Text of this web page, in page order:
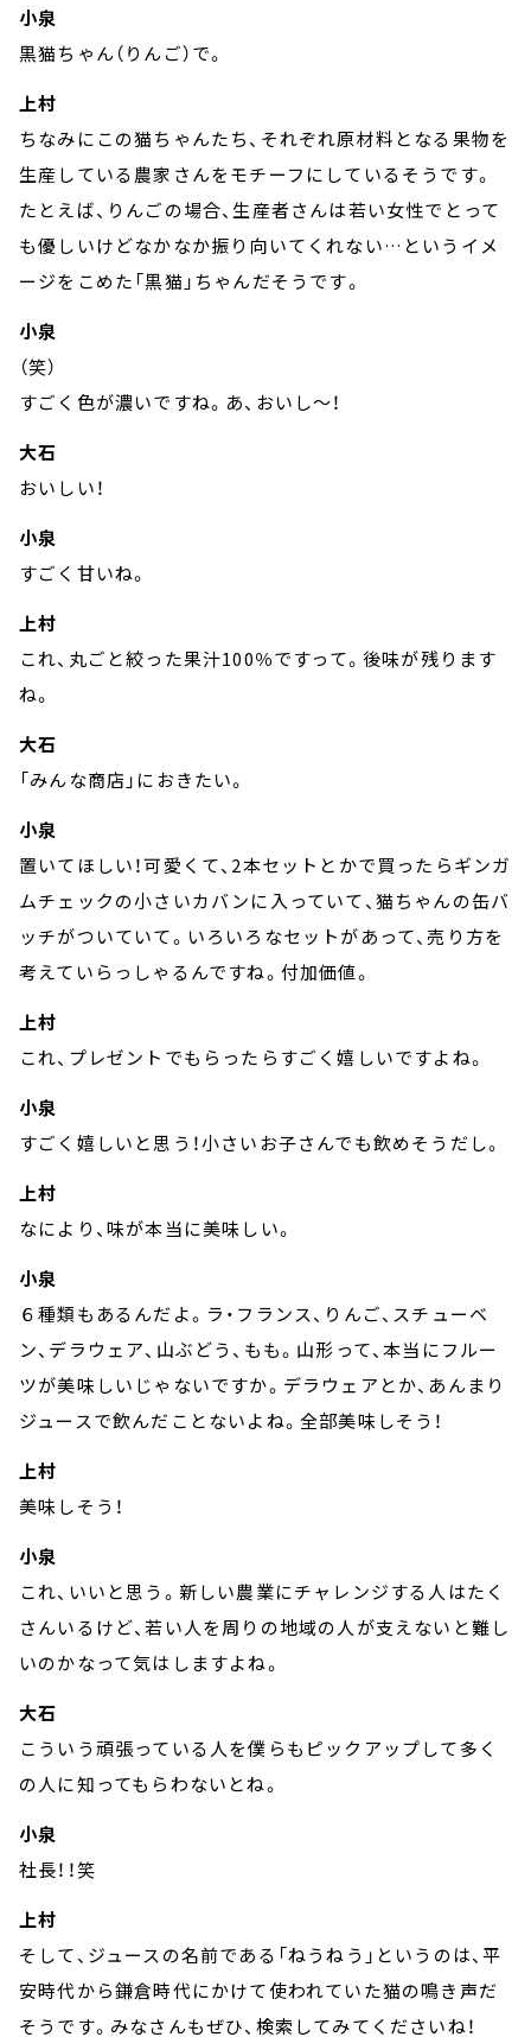
小泉
黒猫ちゃん（りんご）で。
上村
ちなみにこの猫ちゃんたち、それぞれ原材料となる果物を
生産している農家さんをモチーフにしているそうです。
たとえば、りんごの場合、生産者さんは若い女性でとって
も優しいけどなかなか振り向いてくれない…というイメ
ージをこめた「黒猫」ちゃんだそうです。
小泉
（笑）
すごく色が濃いですね。あ、おいし～！
大石
おいしい！
小泉
すごく甘いね。
上村
これ、丸ごと絞った果汁100％ですって。後味が残ります
ね。
大石
「みんな商店」におきたい。
小泉
置いてほしい！可愛くて、2本セットとかで買ったらギンガ
ムチェックの小さいカバンに入っていて、猫ちゃんの缶バ
ッチがついていて。いろいろなセットがあって、売り方を
考えていらっしゃるんですね。付加価値。
上村
これ、プレゼントでもらったらすごく嬉しいですよね。
小泉
すごく嬉しいと思う！小さいお子さんでも飲めそうだし。
上村
なにより、味が本当に美味しい。
小泉
６種類もあるんだよ。ラ・フランス、りんご、スチューベ
ン、デラウェア、山ぶどう、もも。山形って、本当にフルー
ツが美味しいじゃないですか。デラウェアとか、あんまり
ジュースで飲んだことないよね。全部美味しそう！
上村
美味しそう！
小泉
これ、いいと思う。新しい農業にチャレンジする人はたく
さんいるけど、若い人を周りの地域の人が支えないと難し
いのかなって気はしますよね。
大石
こういう頑張っている人を僕らもピックアップして多く
の人に知ってもらわないとね。
小泉
社長！！笑
上村
そして、ジュースの名前である「ねうねう」というのは、平
安時代から鎌倉時代にかけて使われていた猫の鳴き声だ
そうです。みなさんもぜひ、検索してみてくださいね！